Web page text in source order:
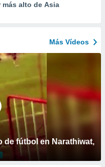
más alto de Asia
Más Vídeos
de fútbol en Narathiwat,